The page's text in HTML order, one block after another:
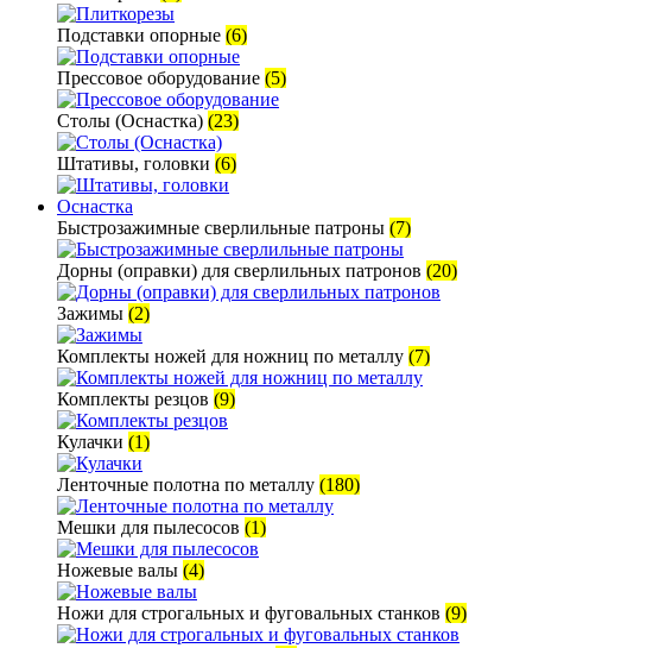
Подставки опорные (6)
Прессовое оборудование (5)
Столы (Оснастка) (23)
Штативы, головки (6)
Оснастка
Быстрозажимные сверлильные патроны (7)
Дорны (оправки) для сверлильных патронов (20)
Зажимы (2)
Комплекты ножей для ножниц по металлу (7)
Комплекты резцов (9)
Кулачки (1)
Ленточные полотна по металлу (180)
Мешки для пылесосов (1)
Ножевые валы (4)
Ножи для строгальных и фуговальных станков (9)